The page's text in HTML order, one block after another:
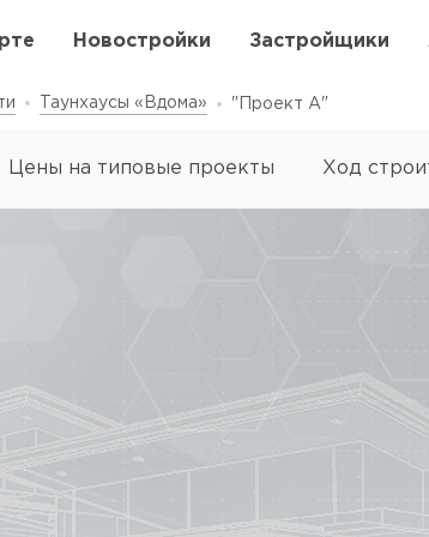
Новостройки Застройщики
Таунхаусы «Вдома» "Проект А"
Цены на типовые проекты Ход